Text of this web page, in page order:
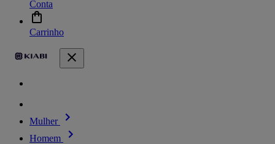
Conta
Carrinho
Mulher
Homem